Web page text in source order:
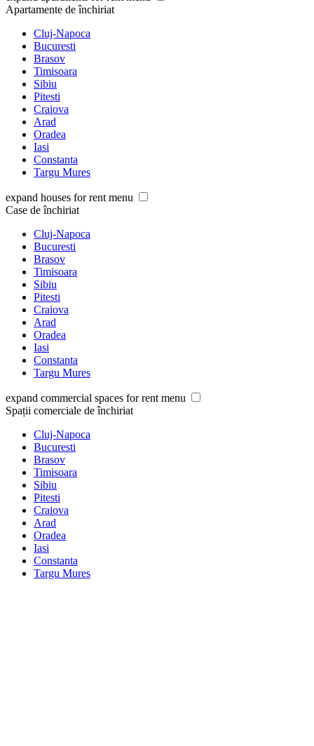
Apartamente de închiriat
Cluj-Napoca
Bucuresti
Brasov
Timisoara
Sibiu
Pitesti
Craiova
Arad
Oradea
Iasi
Constanta
Targu Mures
expand houses for rent menu
Case de închiriat
Cluj-Napoca
Bucuresti
Brasov
Timisoara
Sibiu
Pitesti
Craiova
Arad
Oradea
Iasi
Constanta
Targu Mures
expand commercial spaces for rent menu
Spații comerciale de închiriat
Cluj-Napoca
Bucuresti
Brasov
Timisoara
Sibiu
Pitesti
Craiova
Arad
Oradea
Iasi
Constanta
Targu Mures